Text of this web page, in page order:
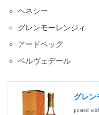
ヘネシー
グレンモーレンジィ
アードベッグ
ベルヴェデール
グレン
posted